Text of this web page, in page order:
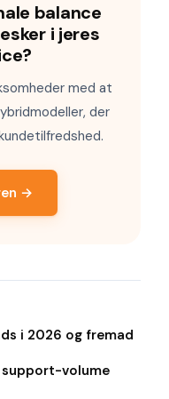
balance
i jeres
med at
der
→
i 2026 og fremad
support-volume